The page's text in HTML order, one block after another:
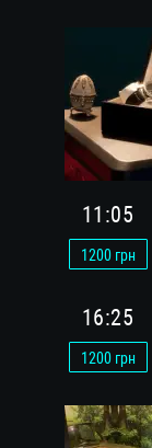
11:05
1200грн
16:25
1200грн